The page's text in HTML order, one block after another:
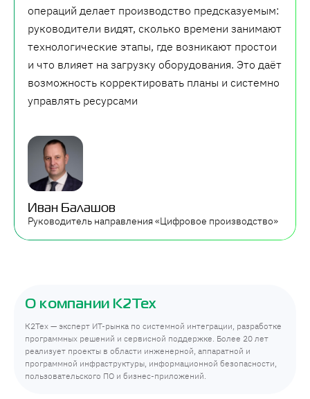
операций делает производство предсказуемым:
руководители видят, сколько времени занимают
технологические этапы, где возникают простои
и что влияет на загрузку оборудования. Это даёт
возможность корректировать планы и системно
управлять ресурсами
Иван Балашов
Руководитель направления «Цифровое производство»
О компании К2Тех
К2Тех — эксперт ИТ-рынка по системной интеграции, разработке
программных решений и сервисной поддержке. Более 20 лет
реализует проекты в области инженерной, аппаратной и
программной инфраструктуры, информационной безопасности,
пользовательского ПО и бизнес-приложений.